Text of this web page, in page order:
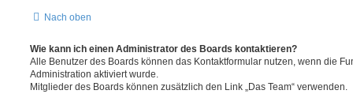
Nach oben
Wie kann ich einen Administrator des Boards kontaktieren?
Alle Benutzer des Boards können das Kontaktformular nutzen, wenn die
Administration aktiviert wurde.
Mitglieder des Boards können zusätzlich den Link „Das Team“ verwenden.